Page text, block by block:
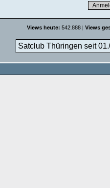
Views heute: 542.888 | Views
Satclub Thüringen seit